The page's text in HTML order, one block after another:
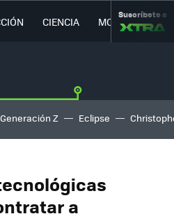
CIENCIA MOVILIDAD
Suscríbete a
Generación Z Eclipse
a